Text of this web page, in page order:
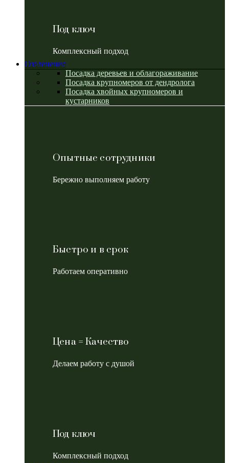
Под ключ
Комплексный подход
Озеленение
Посадка деревьев и облагораживание
Посадка крупномеров от дендролога
Посадка хвойных крупномеров и
кустарников
Опытные сотрудники
Бережно выполняем работу
Быстро и в срок
Работаем оперативно
Цена = Качество
Делаем работу с душой
Под ключ
Комплексный подход